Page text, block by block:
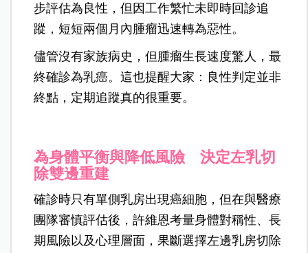
步評估為良性，但因工作繁忙未即時回診追
蹤，短短兩個月內腫瘤迅速轉為惡性。
儘管沒有家族病史，但腫瘤生長速度驚人，最
終確診為乳癌。這也提醒大家：良性判定並非
終點，定期追蹤真的很重要。
為身體平衡與降低風險 決定左乳切
除雙邊重建
確診時只有單側乳房出現癌細胞，但在與醫療
團隊審慎評估後，許維恩考量身體對稱性、長
期風險以及心理層面，果斷選擇左邊乳房切除